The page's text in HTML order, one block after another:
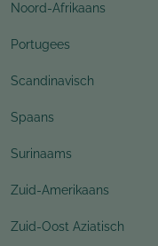
Noord-Afrikaans
Portugees
Scandinavisch
Spaans
Surinaams
Zuid-Amerikaans
Zuid-Oost Aziatisch